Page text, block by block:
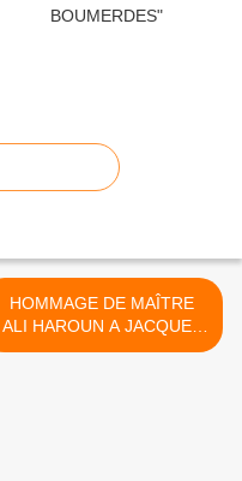
HOMMAGE DE MAÎTRE
ALI HAROUN A JACQUES
VERGES ET ALI